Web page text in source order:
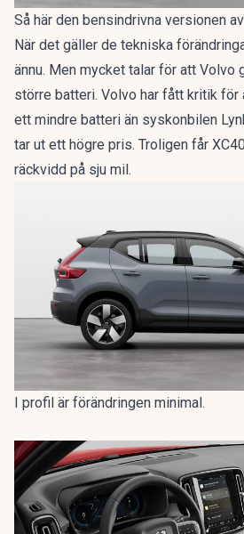
Så här den bensindrivna versionen
När det gäller de tekniska
ännu. Men mycket talar för att Volvo
större batteri. Volvo har fått kritik för
ett mindre batteri än syskonbilen
tar ut ett högre pris. Troligen får
räckvidd på sju mil.
I profil är förändringen minimal.